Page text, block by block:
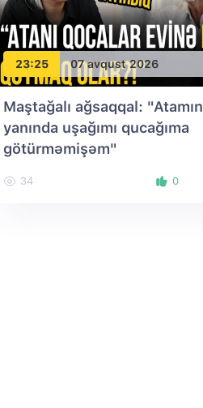
23:25 07 avqust 2026
Maştağalı ağsaqqal: "Atamın
yanında uşağımı qucağıma
götürməmişəm"
34 0